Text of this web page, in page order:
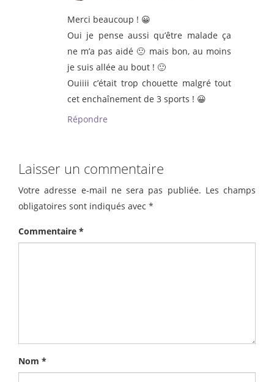
Merci beaucoup ! 😀
Oui je pense aussi qu’être malade ça
ne m’a pas aidé 🙁 mais bon, au moins
je suis allée au bout ! 🙂
Ouiiii c’était trop chouette malgré tout
cet enchaînement de 3 sports ! 😀
Répondre
Laisser un commentaire
Votre adresse e-mail ne sera pas publiée. Les champs
obligatoires sont indiqués avec *
Commentaire *
Nom *